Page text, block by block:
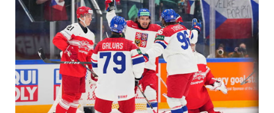
porouchal. Porucha způsobila značné dopravní
komplikace a narušila plány českého mužstva.